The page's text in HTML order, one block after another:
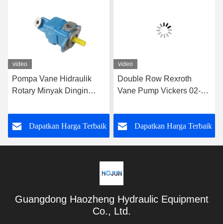
video
Pompa Vane Hidraulik
Rotary Minyak Dingin
20V11A-1D22R
Dapatkan Harga Terbaik
video
Double Row Rexroth
Vane Pump Vickers 02-
Dapatkan Harga Terbaik
Guangdong Haozheng Hydraulic Equipment
Co., Ltd.